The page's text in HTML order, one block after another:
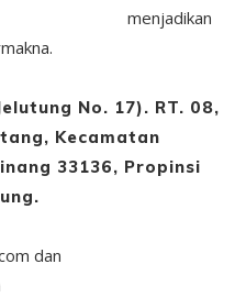
menjadikan
No. 17). RT. 08,
Kecamatan
33136, Propinsi
dan